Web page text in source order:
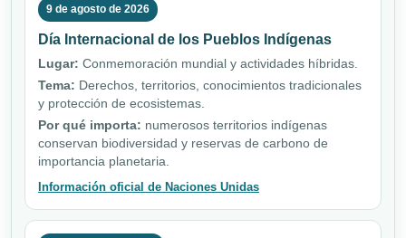
9 de agosto de 2026
Día Internacional de los Pueblos Indígenas
Lugar: Conmemoración mundial y actividades híbridas.
Tema: Derechos, territorios, conocimientos tradicionales
y protección de ecosistemas.
Por qué importa: numerosos territorios indígenas
conservan biodiversidad y reservas de carbono de
importancia planetaria.
Información oficial de Naciones Unidas